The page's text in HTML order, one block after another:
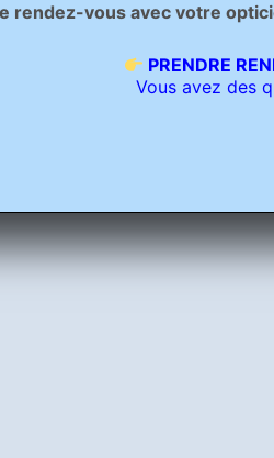
rendez-vous avec votre
PRENDRE
Vous avez des